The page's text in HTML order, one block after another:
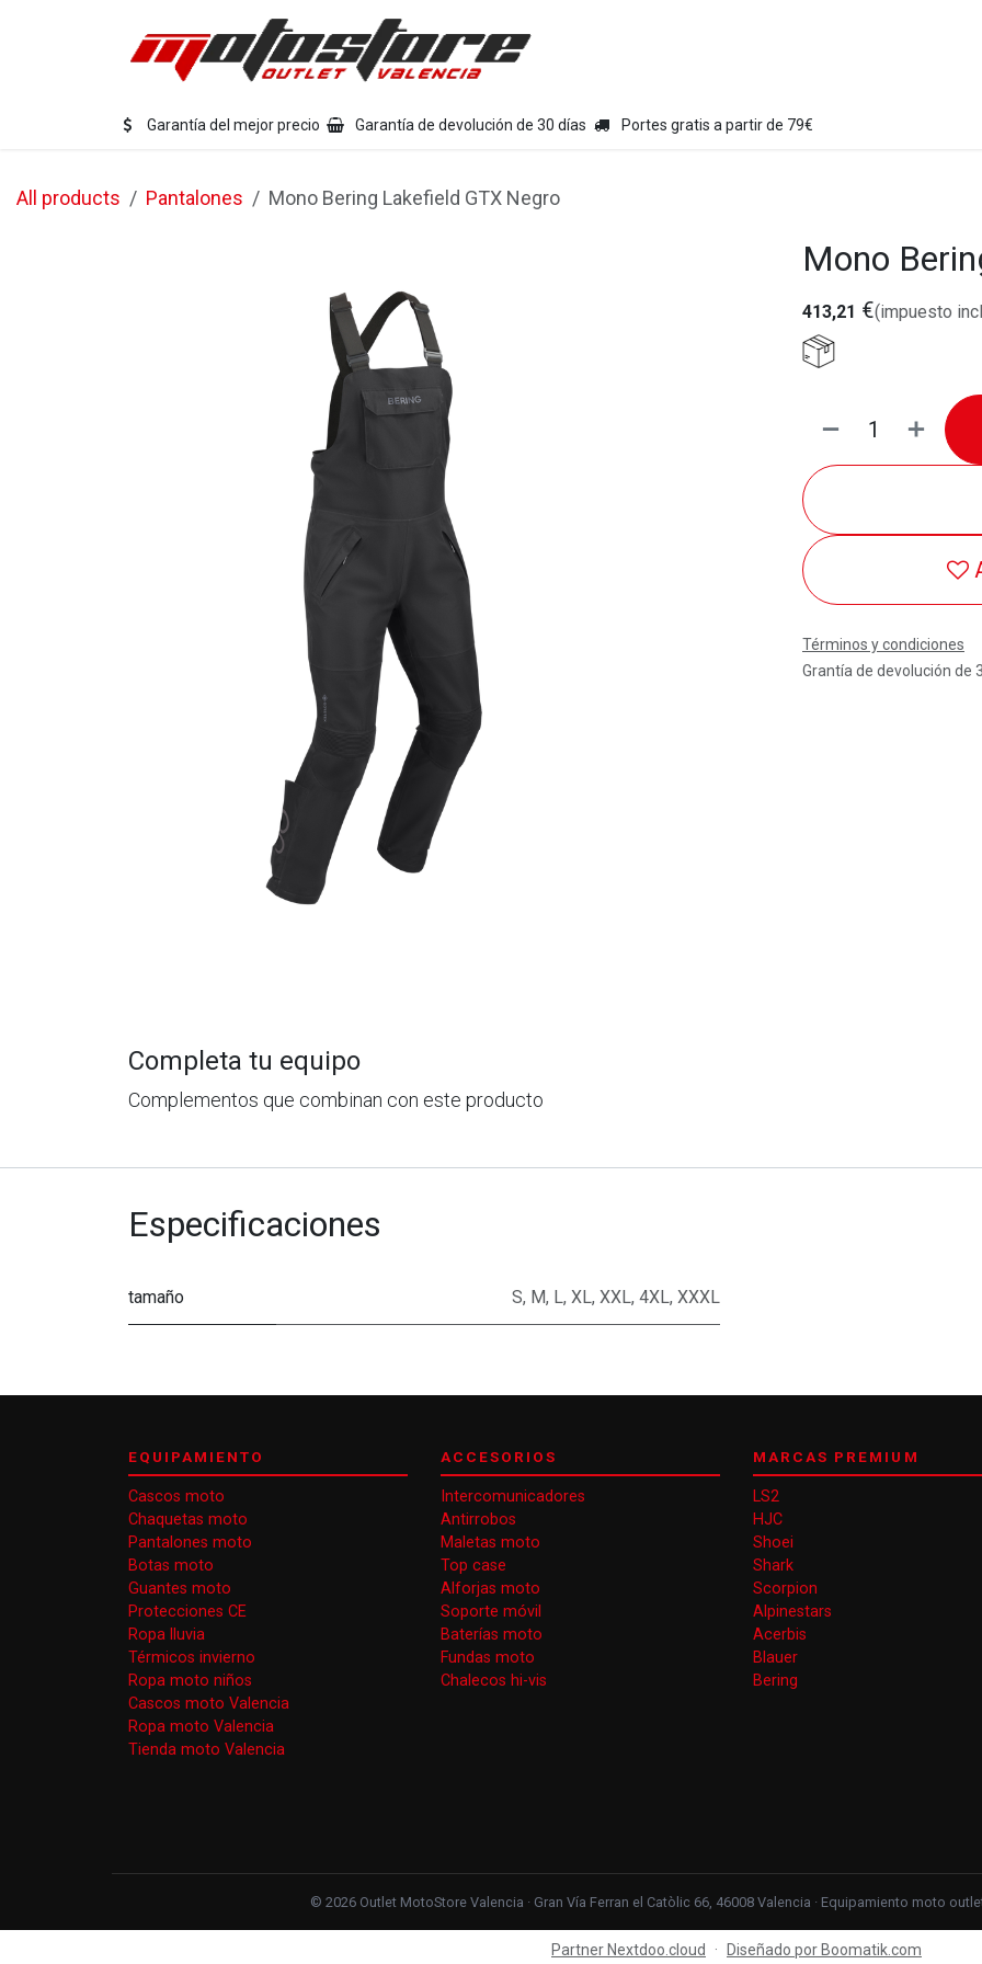
Equipamiento moto
Garantía del mejor precio Garantía de devolución de 30 días Portes gratis a partir de 79€
All products Pantalones Mono Bering Lakefield GTX Negro
Mono
413,21 €(impuesto
Términos y condiciones
Grantía de devolución de
Completa tu equipo
Complementos que combinan con este producto
Especificaciones
tamaño S, M, L, XL, XXL, 4XL, XXXL
EQUIPAMIENTO
Cascos moto
Chaquetas moto
Pantalones moto
Botas moto
Guantes moto
Protecciones CE
Ropa lluvia
Térmicos invierno
Ropa moto niños
Cascos moto Valencia
Ropa moto Valencia
Tienda moto Valencia
ACCESORIOS
Intercomunicadores
Antirrobos
Maletas moto
Top case
Alforjas moto
Soporte móvil
Baterías moto
Fundas moto
Chalecos hi-vis
MARCAS PREMIUM
LS2
HJC
Shoei
Shark
Scorpion
Alpinestars
Acerbis
Blauer
Bering
© 2026 Outlet MotoStore Valencia · Gran Vía Ferran el Catòlic 66, 46008 Valencia · Equipamiento moto
Partner Nextdoo.cloud · Diseñado por Boomatik.com